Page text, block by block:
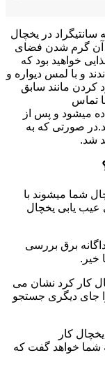
مناسب بالای صفر تا ۴ درجه سانتیگراد در یخچال
آن گرم شدن فضای
خواهید بود که
و با لمس دیواره و
کردن مانند سابق
تماس
میشود و پس از
صورتی که به
شد.
شما میشوند با
عیب یابی یخچال
برق بررسی
خیر.
کار کرد نشان می
جای دیگری جستجو
کار
شما خواهد گفت که